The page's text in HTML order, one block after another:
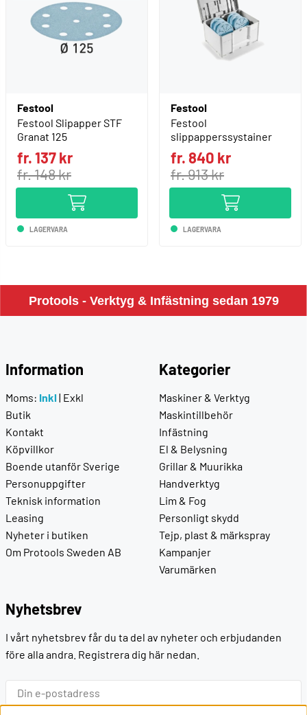
Festool
Festool Slipapper STF
Granat 125
fr. 137 kr
fr. 148 kr
LAGERVARA
Festool
Festool
slippapperssystainer
fr. 840 kr
fr. 913 kr
LAGERVARA
Protools - Verktyg & Infästning sedan 1979
Information
Moms: Inkl | Exkl
Butik
Kontakt
Köpvillkor
Boende utanför Sverige
Personuppgifter
Teknisk information
Leasing
Nyheter i butiken
Om Protools Sweden AB
Kategorier
Maskiner & Verktyg
Maskintillbehör
Infästning
El & Belysning
Grillar & Muurikka
Handverktyg
Lim & Fog
Personligt skydd
Tejp, plast & märkspray
Kampanjer
Varumärken
Nyhetsbrev
I vårt nyhetsbrev får du ta del av nyheter och erbjudanden
före alla andra. Registrera dig här nedan.